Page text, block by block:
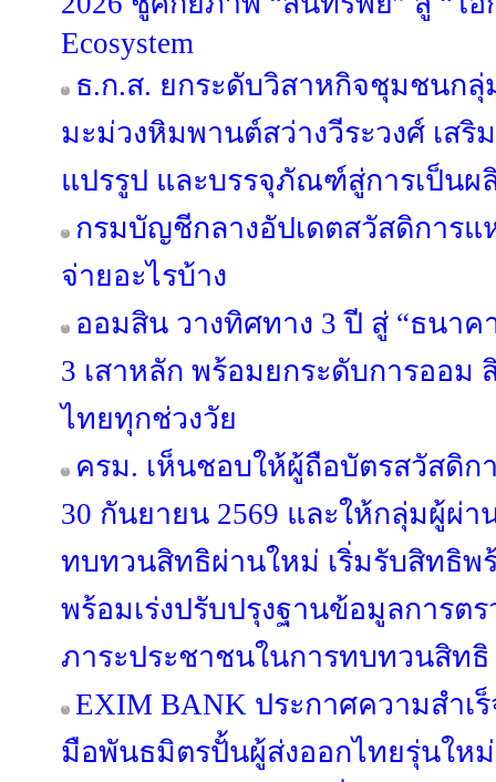
Ecosystem
ธ.ก.ส. ยกระดับวิสาหกิจชุมชนกลุ่
มะม่วงหิมพานต์สว่างวีระวงศ์ เสริ
แปรรูป และบรรจุภัณฑ์สู่การเป็น
กรมบัญชีกลางอัปเดตสวัสดิการแ
จ่ายอะไรบ้าง
ออมสิน วางทิศทาง 3 ปี สู่ “ธนา
3 เสาหลัก พร้อมยกระดับการออม
ไทยทุกช่วงวัย
ครม. เห็นชอบให้ผู้ถือบัตรสวัสดิก
30 กันยายน 2569 และให้กลุ่มผู้ผ่
ทบทวนสิทธิผ่านใหม่ เริ่มรับสิทธิพ
พร้อมเร่งปรับปรุงฐานข้อมูลการ
ภาระประชาชนในการทบทวนสิทธิ
EXIM BANK ประกาศความสำเ
มือพันธมิตรปั้นผู้ส่งออกไทยรุ่นใหม่